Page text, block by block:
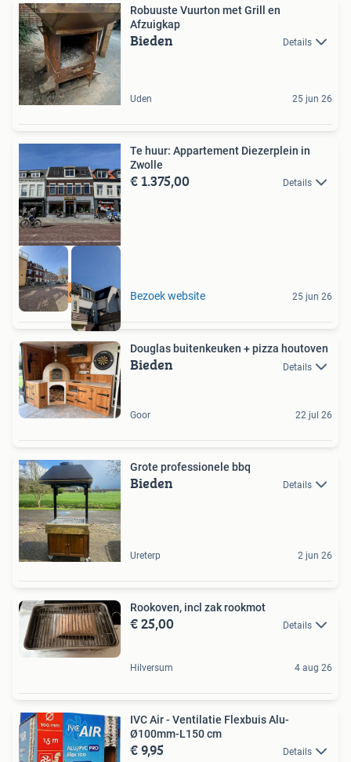
Robuuste Vuurton met Grill en
Afzuigkap
Bieden Details
Uden 25 jun 26
Meer op onze site
Te huur: Appartement Diezerplein in
Zwolle
€ 1.375,00 Details
Bezoek website 25 jun 26
Douglas buitenkeuken + pizza houtoven
Bieden Details
Goor 22 jul 26
Grote professionele bbq
Bieden Details
Ureterp 2 jun 26
Rookoven, incl zak rookmot
€ 25,00 Details
Hilversum 4 aug 26
IVC Air - Ventilatie Flexbuis Alu-
Ø100mm-L150 cm
€ 9,95 Details